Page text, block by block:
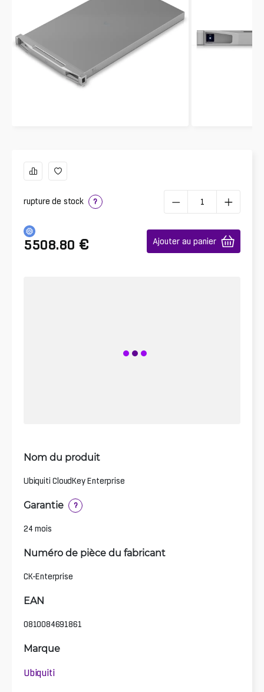
rupture de stock ?
5508.80 € Ajouter au panier
Nom du produit
Ubiquiti CloudKey Enterprise
Garantie ?
24 mois
Numéro de pièce du fabricant
CK-Enterprise
EAN
0810084691861
Marque
Ubiquiti